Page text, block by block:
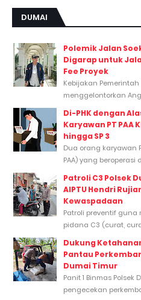
DUMAI
Polemik Jalan
Digarap untuk
Fee Proyek
Kebijakan
menggelontorkan
Di-PHK dengan
Karyawan PT PAA
hingga SP 3
Dua orang karyawan
PAA) yang beroperasi
Patroli C3 Polsek
AIPTU Hendri
Kewaspadaan
Patroli preventif
pidana C3 (curat,
Dukung
Pantau
Dumai Timur
Panit 1 Binmas
pengecekan